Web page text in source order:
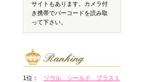
サイトもあります。カメラ付
き携帯でバーコードを読み取
って下さい。
1位：
ソウル シールド プラス１